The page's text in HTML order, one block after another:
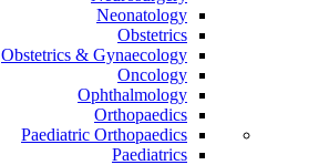
Neonatology
Obstetrics
Obstetrics & Gynaecology
Oncology
Ophthalmology
Orthopaedics
Paediatric Orthopaedics
Paediatrics